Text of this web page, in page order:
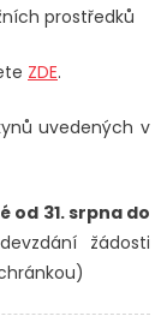
prostředků
ZDE.
uvedených v
od 31. srpna do
žádosti